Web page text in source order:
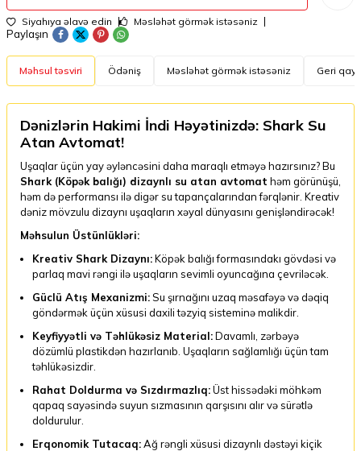
Siyahıya əlavə edin Məsləhət görmək istəsəniz
Paylaşın
Məhsul təsviri Ödəniş Məsləhət görmək istəsəniz Geri
Dənizlərin Hakimi İndi Həyətinizdə: Shark Su
Atan Avtomat!
Uşaqlar üçün yay əyləncəsini daha maraqlı etməyə hazırsınız? Bu
Shark (Köpək balığı) dizaynlı su atan avtomat həm görünüşü,
həm də performansı ilə digər su tapançalarından fərqlənir. Kreativ
dəniz mövzulu dizaynı uşaqların xəyal dünyasını genişləndirəcək!
Məhsulun Üstünlükləri:
Kreativ Shark Dizaynı:Köpək balığı formasındakı gövdəsi və
parlaq mavi rəngi ilə uşaqların sevimli oyuncağına çevriləcək.
Güclü Atış Mexanizmi:Su şırnağını uzaq məsafəyə və dəqiq
göndərmək üçün xüsusi daxili təzyiq sisteminə malikdir.
Keyfiyyətli və Təhlükəsiz Material:Davamlı, zərbəyə
dözümlü plastikdən hazırlanıb. Uşaqların sağlamlığı üçün tam
təhlükəsizdir.
Rahat Doldurma və Sızdırmazlıq:Üst hissədəki möhkəm
qapaq sayəsində suyun sızmasının qarşısını alır və sürətlə
doldurulur.
Erqonomik Tutacaq:Ağ rəngli xüsusi dizaynlı dəstəyi kiçik